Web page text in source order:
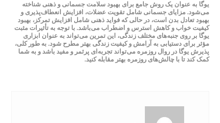
یوگا به عنوان یک روش جامع برای بهبود سلامت جسمانی و ذهنی شناخته
می‌شود. مزایای جسمانی شامل تقویت عضلات، افزایش انعطاف‌پذیری و
بهبود تعادل بدن است، در حالی که فواید ذهنی شامل افزایش تمرکز، بهبود
کیفیت خواب و کاهش استرس و اضطراب می‌باشد. با توجه به تأثیرات مثبت
یوگا بر روی جنبه‌های مختلف زندگی، این تمرین می‌تواند به عنوان ابزاری
مؤثر برای دستیابی به آرامش و کیفیت زندگی بهتر مطرح شود. به طور کلی،
پذیرش یوگا در روال روزمره می‌تواند تجربه‌ای پرثمر و مفید باشد و به شما
کمک کند تا با چالش‌های روزمره بهتر مقابله کنید.